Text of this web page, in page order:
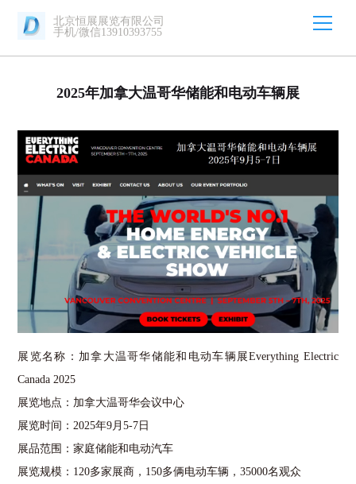
北京恒展展览有限公司
手机/微信13910393755
2025年加拿大温哥华储能和电动车辆展
展览名称：加拿大温哥华储能和电动车辆展Everything Electric
Canada 2025
展览地点：加拿大温哥华会议中心
展览时间： 2025年9 月5-7 日
展品范围：家庭储能和电动汽车
展览规模： 120多家展商， 150多俩电动车辆，35000名观众